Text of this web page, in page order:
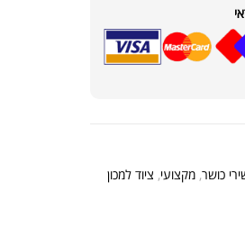
כושר, מקצועי, ציוד למכון
₪239.00
או גיינר